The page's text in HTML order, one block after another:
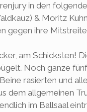
in den
& Moritz
gegen ihre
am Schicksten!
Noch ganze
rasierten und
dem allgemeinen
im Ballsaal